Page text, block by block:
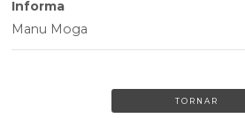
Informa
Manu Moga
TORNAR